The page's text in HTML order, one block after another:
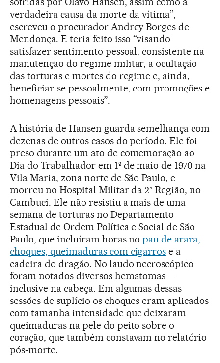
verdadeira causa da morte da vítima”,
escreveu o procurador Andrey Borges de
Mendonça. E teria feito isso “visando
satisfazer sentimento pessoal, consistente na
manutenção do regime militar, a ocultação
das torturas e mortes do regime e, ainda,
beneficiar-se pessoalmente, com promoções e
homenagens pessoais”.
A história de Hansen guarda semelhança com
dezenas de outros casos do período. Ele foi
preso durante um ato de comemoração ao
Dia do Trabalhador em 1º de maio de 1970 na
Vila Maria, zona norte de São Paulo, e
morreu no Hospital Militar da 2ª Região, no
Cambuci. Ele não resistiu a mais de uma
semana de torturas no Departamento
Estadual de Ordem Política e Social de São
Paulo, que incluíram horas nopau de arara,
choques, queimaduras com cigarros e a
cadeira do dragão. No laudo necroscópico
foram notados diversos hematomas —
inclusive na cabeça. Em algumas dessas
sessões de suplício os choques eram aplicados
com tamanha intensidade que deixaram
queimaduras na pele do peito sobre o
coração, que também constavam no relatório
pós-morte.